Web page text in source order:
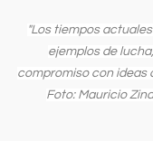
"Los tiempos
ejemplos de
compromiso con ideas
Foto: Mauricio